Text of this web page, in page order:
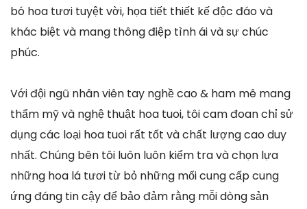
bó hoa tươi tuyệt vời, họa tiết thiết kế độc đáo và
khác biệt và mang thông điệp tình ái và sự chúc
phúc.
Với đội ngũ nhân viên tay nghề cao & ham mê mang
thẩm mỹ và nghệ thuật hoa tuoi, tôi cam đoan chỉ sử
dụng các loại hoa tuoi rất tốt và chất lượng cao duy
nhất. Chúng bên tôi luôn luôn kiểm tra và chọn lựa
những hoa lá tươi từ bỏ những mối cung cấp cung
ứng đáng tin cậy để bảo đảm rằng mỗi dòng sản